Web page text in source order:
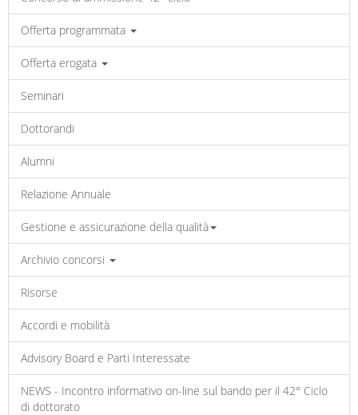
Offerta programmata
Offerta erogata
Seminari
Dottorandi
Alumni
Relazione Annuale
Gestione e assicurazione della qualità
Archivio concorsi
Risorse
Accordi e mobilità
Advisory Board e Parti Interessate
NEWS - Incontro informativo on-line sul bando per il 42° Ciclo
di dottorato